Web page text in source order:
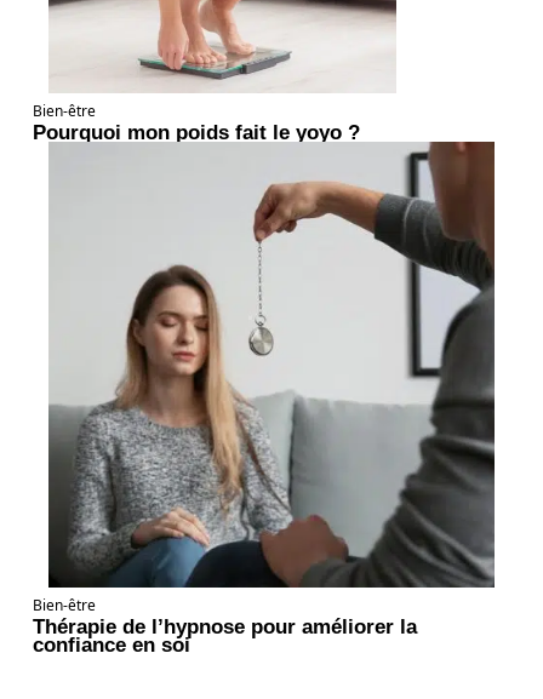
Bien-être
Pourquoi mon poids fait le yoyo ?
Bien-être
Thérapie de l’hypnose pour améliorer la
confiance en soi